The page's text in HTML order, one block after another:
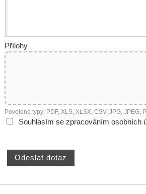
Přílohy
Povolené typy: PDF, XLS, XLSX, CSV, JPG,
Souhlasím se zpracováním osobních